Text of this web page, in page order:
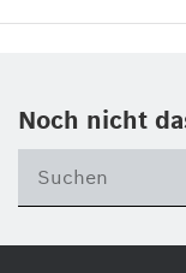
Noch nicht